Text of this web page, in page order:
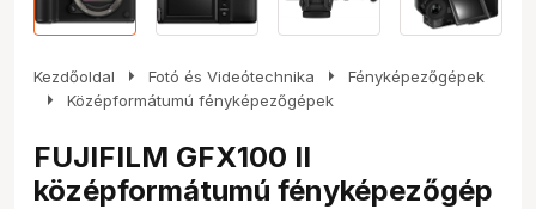
Kezdőoldal arrow_right Fotó és Videótechnika arrow_right Fényképezőgépek
arrow_right Középformátumú fényképezőgépek
FUJIFILM GFX100 II
középformátumú fényképezőgép